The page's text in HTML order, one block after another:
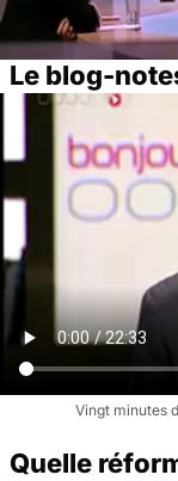
Le blog-
Vingt minutes
Quelle